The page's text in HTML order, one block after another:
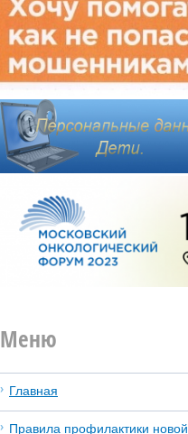
Меню
Главная
Правила профилактики новой